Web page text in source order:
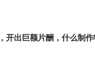
出巨额片酬，什么制